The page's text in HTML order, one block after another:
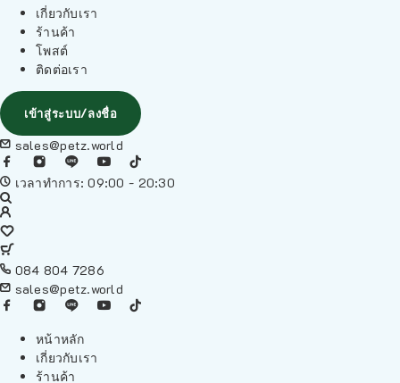
เกี่ยวกับเรา
ร้านค้า
โพสต์
ติดต่อเรา
เข้าสู่ระบบ/ลงชื่อ
sales@petz.world
เวลาทำการ: 09:00 - 20:30
084 804 7286
sales@petz.world
หน้าหลัก
เกี่ยวกับเรา
ร้านค้า